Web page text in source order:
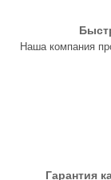
Наша компания
Гарантия